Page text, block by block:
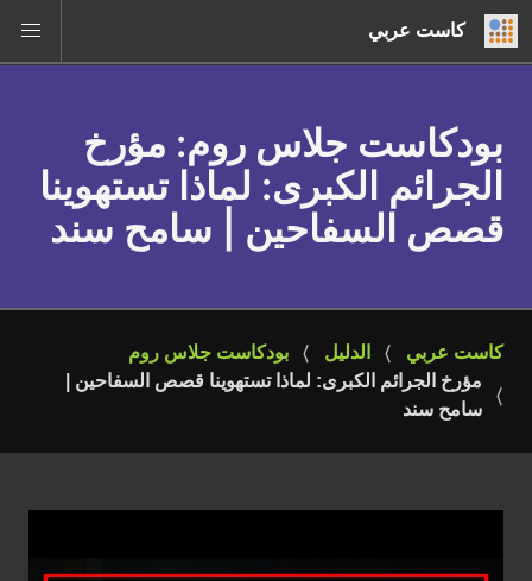
كاست عربي
بودكاست جلاس روم: مؤرخ
الجرائم الكبرى: لماذا تستهوينا
قصص السفاحين | سامح سند
كاست عربي الدليل
بودكاست جلاس روم
مؤرخ الجرائم الكبرى: لماذا تستهوينا قصص السفاحين |
سامح سند